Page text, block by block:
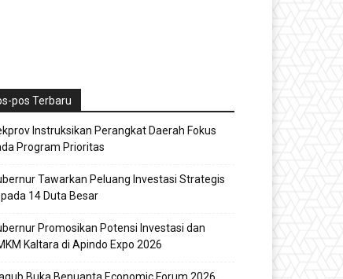
pos Terbaru
Instruksikan Perangkat Daerah Fokus
Program Prioritas
Tawarkan Peluang Investasi Strategis
14 Duta Besar
Promosikan Potensi Investasi dan
Kaltara di Apindo Expo 2026